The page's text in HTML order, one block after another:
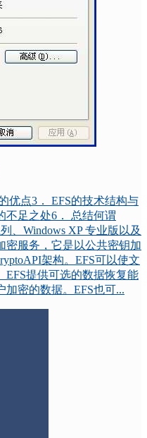
优点3． EFS的技术结构与
不足之处6． 总结何谓
、Windows XP 专业版以及
密服务，它是以公共密钥加
架构。EFS可以使文
EFS提供可选的数据恢复能
密的数据。EFS也可...